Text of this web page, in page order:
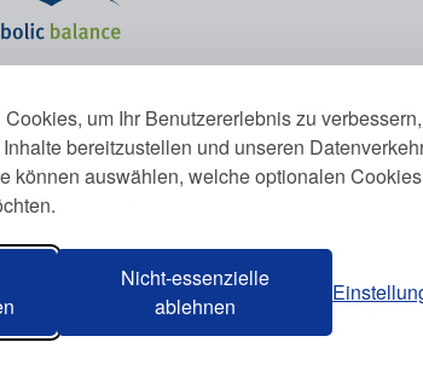
um Ihr Benutzererlebnis zu verbessern,
bereitzustellen und unseren
können auswählen, welche optionalen
Nicht-essenzielle
ablehnen
Programm
Programm
erklärt
Unternehmen
Über uns
Kontakt
Balance Global AG © 2026. Alle Rechte